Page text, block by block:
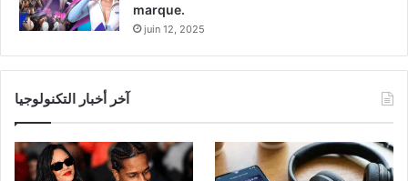
marque.
juin 12, 2025
آخر أخبار التكنولوجيا